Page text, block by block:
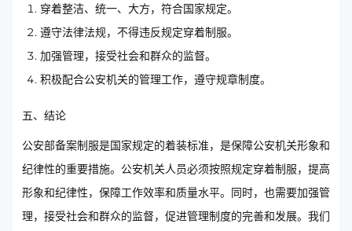
穿着整洁、统一、大方，符合国家规定。
遵守法律法规，不得违反规定穿着制服。
加强管理，接受社会和群众的监督。
积极配合公安机关的管理工作，遵守规章制度。
五、结论
公安部备案制服是国家规定的着装标准，是保障公安机关形象和
纪律性的重要措施。公安机关人员必须按照规定穿着制服，提高
形象和纪律性，保障工作效率和质量水平。同时，也需要加强管
理，接受社会和群众的监督，促进管理制度的完善和发展。我们